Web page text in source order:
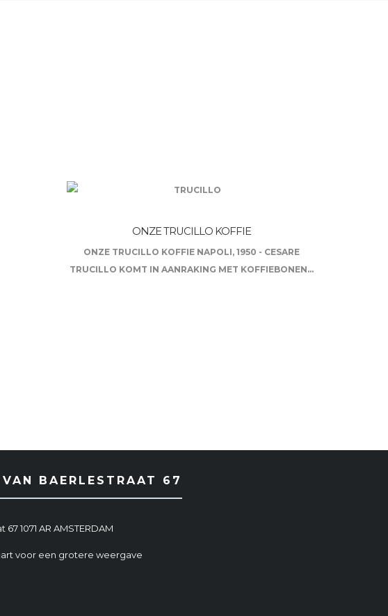
ONZE TRUCILLO KOFFIE
ONZE TRUCILLO KOFFIE NAPOLI, 1950 - CESARE
TRUCILLO KOMT IN AANRAKING MET KOFFIEBONEN...
VAN BAERLESTRAAT 67
1071 AR AMSTERDAM